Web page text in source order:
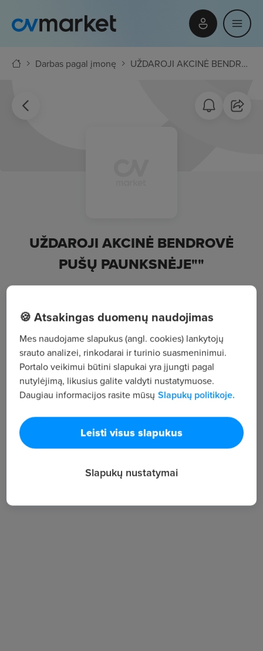
Darbas pagal įmonę UŽDAROJI AKCINĖ BENDROVĖ PUŠŲ PAUNKSNĖJE""
UŽDAROJI AKCINĖ BENDROVĖ
PUŠŲ PAUNKSNĖJE""
Žiūrėti visus skelbimus
Įmonės aprašymas
47
116
~2 248 €
Vid. atlyginimas
🍪 Atsakingas duomenų naudojimas
Mes naudojame slapukus (angl. cookies) lankytojų
srauto analizei, rinkodarai ir turinio suasmeninimui.
Portalo veikimui būtini slapukai yra įjungti pagal
nutylėjimą, likusius galite valdyti nustatymuose.
Daugiau informacijos rasite mūsų Slapukų politikoje.
Leisti visus slapukus
Slapukų nustatymai